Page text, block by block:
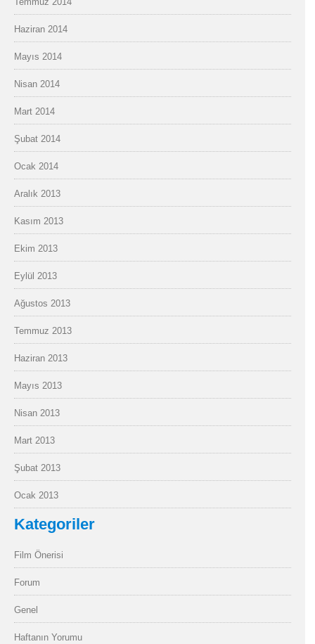
Haziran 2014
Mayıs 2014
Nisan 2014
Mart 2014
Şubat 2014
Ocak 2014
Aralık 2013
Kasım 2013
Ekim 2013
Eylül 2013
Ağustos 2013
Temmuz 2013
Haziran 2013
Mayıs 2013
Nisan 2013
Mart 2013
Şubat 2013
Ocak 2013
Kategoriler
Film Önerisi
Forum
Genel
Haftanın Yorumu